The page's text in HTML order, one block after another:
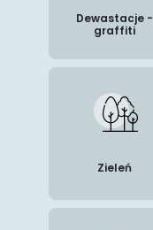
Dewastacje -
graffiti
Zieleń